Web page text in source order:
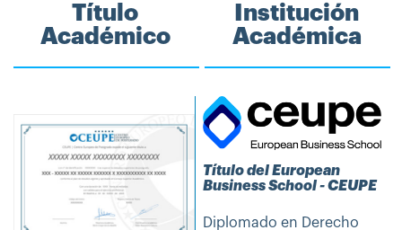
Título
Académico
Institución
Académica
Título del European
Business School - CEUPE
Diplomado en Derecho